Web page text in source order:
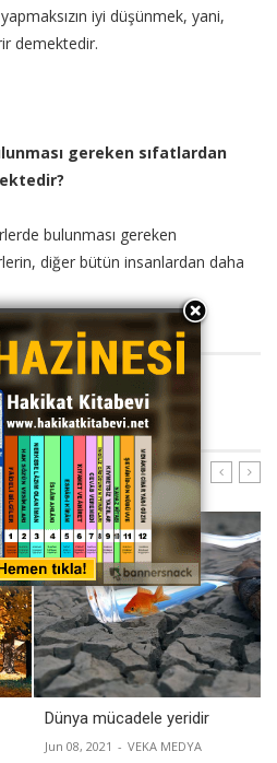
iyi düşünmek, yani,
demektedir.
gereken sıfatlardan
bulunması gereken
diğer bütün insanlardan daha
Dünya mücadele yeridir
Jun 08, 2021 - VEKA MEDYA